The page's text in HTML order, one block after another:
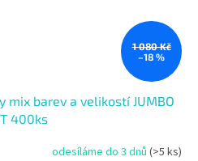
1 080 Kč
–18 %
mix barev a velikostí JUMBO
400ks
odesíláme do 3 dnů (>5 ks)